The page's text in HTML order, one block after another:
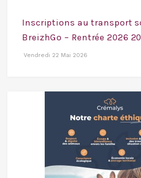
Inscriptions au transport
BreizhGo – Rentrée 2026
Vendredi 22 Mai 2026